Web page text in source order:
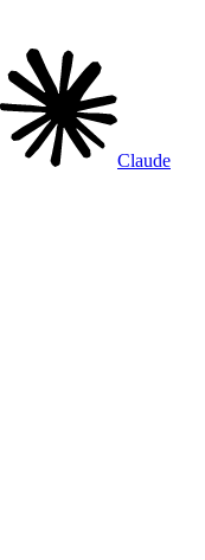
Claude